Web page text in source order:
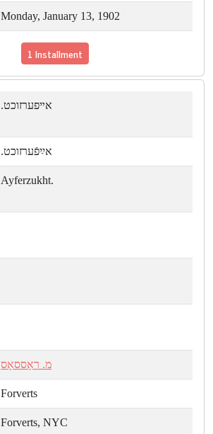
Monday, January 13, 1902
1 Installment
אײפערזוכט.
אײַפֿערזוכט.
Ayferzukht.
מ. ראָססאָס
Forverts
Forverts, NYC